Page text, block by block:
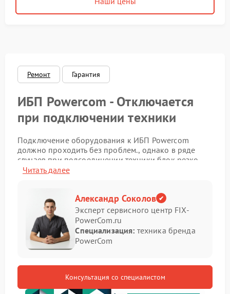
Ремонт Гарантия
ИБП Powercom - Отключается
при подключении техники
Подключение оборудования к ИБП Powercom
должно проходить без проблем., однако в ряде
случаев при подсоединении техники блок резко
отключается. Подобная ситуация требует
Симптомы неисправности
Проблема проявляется сразу в момент
подключения нагрузки и имеет характерные
признаки.
индикаторы гаснут мгновенно;
после повторного запуска ситуация повторяется;
Читать далее
Александр Соколов
Эксперт сервисного центр FIX-
PowerCom.ru
Специализация: техника бренда
PowerCom
Консультация со специалистом